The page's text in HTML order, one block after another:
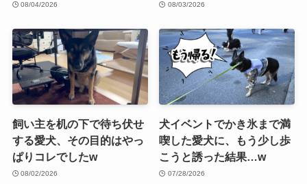
08/04/2026 08/03/2026
飼い主を机の下で待ち伏せ
する愛犬、その目的はやっ
ぱりコレでしたw
08/02/2026
犬イベントでかき氷まで満
喫した愛犬に、もう少し歩
こうと誘った結果…w
07/28/2026